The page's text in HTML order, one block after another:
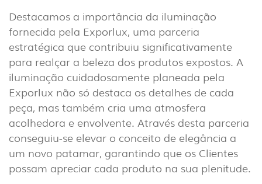
Destacamos a importância da iluminação
fornecida pela Exporlux, uma parceria
estratégica que contribuiu significativamente
para realçar a beleza dos produtos expostos. A
iluminação cuidadosamente planeada pela
Exporlux não só destaca os detalhes de cada
peça, mas também cria uma atmosfera
acolhedora e envolvente. Através desta parceria
conseguiu-se elevar o conceito de elegância a
um novo patamar, garantindo que os Clientes
possam apreciar cada produto na sua plenitude.